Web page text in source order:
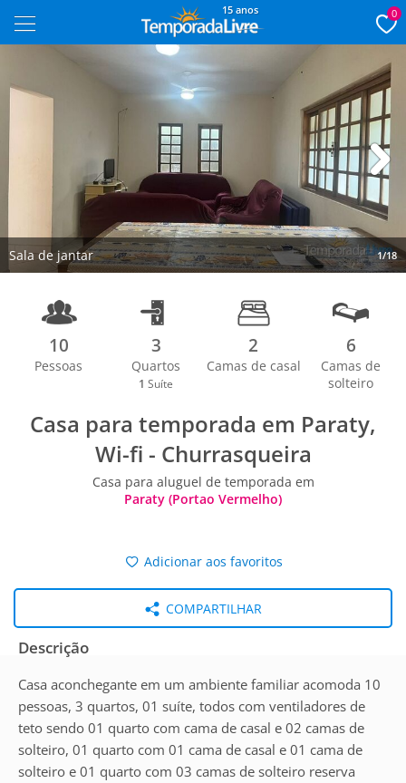
15 anos 0
Sala de jantar 1/18
Next
10
Pessoas
3
Quartos
1 Suíte
2
Camas de casal
6
Camas de
solteiro
Casa para temporada em Paraty,
Wi-fi - Churrasqueira
Casa para aluguel de temporada em
Paraty (Portao Vermelho)
Adicionar aos favoritos
COMPARTILHAR
Descrição
Casa aconchegante em um ambiente familiar acomoda 10
pessoas, 3 quartos, 01 suíte, todos com ventiladores de
teto sendo 01 quarto com cama de casal e 02 camas de
solteiro, 01 quarto com 01 cama de casal e 01 cama de
solteiro e 01 quarto com 03 camas de solteiro reserva